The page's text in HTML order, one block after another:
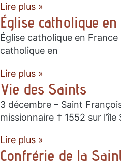
Lire plus »
Église catholique en
Église catholique en France
catholique en
Lire plus »
Vie des Saints
3 décembre – Saint
missionnaire † 1552 sur l’île
Lire plus »
Confrérie de la